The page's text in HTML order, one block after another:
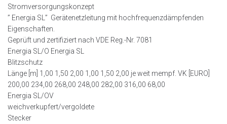
Stromversorgungskonzept
” Energia SL” Gerätenetzleitung mit hochfrequenzdämpfenden
Eigenschaften.
Geprüft und zertifiziert nach VDE Reg.-Nr. 7081
Energia SL/O Energia SL
Blitzschutz
Länge [m] 1,00 1,50 2,00 1,00 1,50 2,00 je weit mempf. VK [EURO]
200,00 234,00 268,00 248,00 282,00 316,00 68,00
Energia SL/OV
weichverkupfert/vergoldete
Stecker